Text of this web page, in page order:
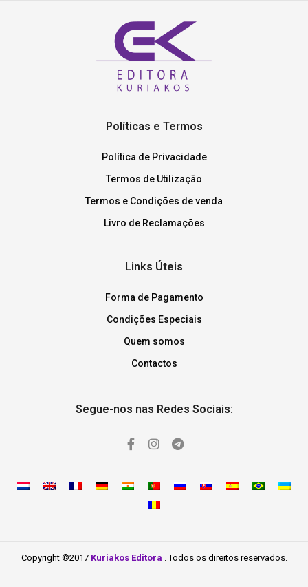
Políticas e Termos
Política de Privacidade
Termos de Utilização
Termos e Condições de venda
Livro de Reclamações
Links Úteis
Forma de Pagamento
Condições Especiais
Quem somos
Contactos
Segue-nos nas Redes Sociais:
Copyright ©2017 Kuriakos Editora . Todos os direitos reservados.